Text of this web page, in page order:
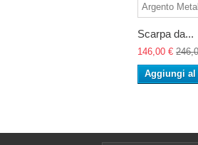
Scarpa da...
146,00 €
Aggiungi al